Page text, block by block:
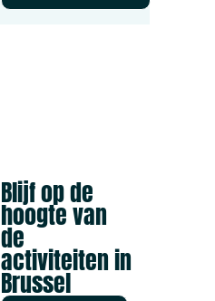
Blijf op de
hoogte van
de
activiteiten in
Brussel